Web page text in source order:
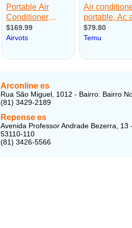
Arconline es
Rua São Miguel, 1012 - Bairro: Bairro
(81) 3429-2189
Repense es
Avenida Professor Andrade Bezerra,
53110-110
(81) 3426-5566